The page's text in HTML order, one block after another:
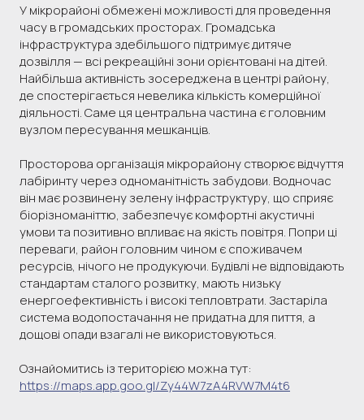
У мікрорайоні обмежені можливості для проведення
часу в громадських просторах. Громадська
інфраструктура здебільшого підтримує дитяче
дозвілля — всі рекреаційні зони орієнтовані на дітей.
Найбільша активність зосереджена в центрі району,
де спостерігається невелика кількість комерційної
діяльності. Саме ця центральна частина є головним
вузлом пересування мешканців.
Просторова організація мікрорайону створює відчуття
лабіринту через одноманітність забудови. Водночас
він має розвинену зелену інфраструктуру, що сприяє
біорізноманіттю, забезпечує комфортні акустичні
умови та позитивно впливає на якість повітря. Попри ці
переваги, район головним чином є споживачем
ресурсів, нічого не продукуючи. Будівлі не відповідають
стандартам сталого розвитку, мають низьку
енергоефективність і високі тепловтрати. Застаріла
система водопостачання не придатна для пиття, а
дощові опади взагалі не використовуються.
Ознайомитись із територією можна тут:
https://maps.app.goo.gl/Zy44W7zA4RVW7M4t6